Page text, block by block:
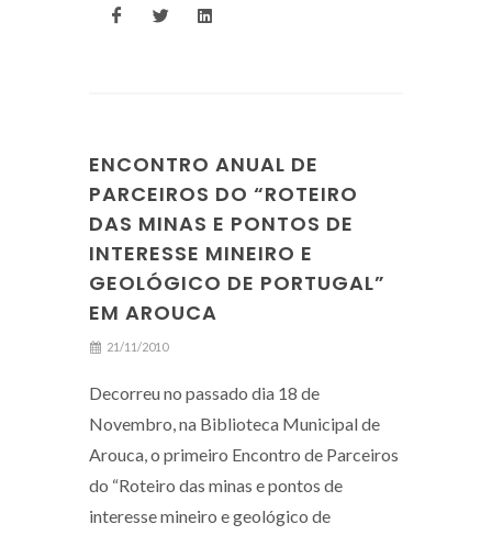
ENCONTRO ANUAL DE
PARCEIROS DO “ROTEIRO
DAS MINAS E PONTOS DE
INTERESSE MINEIRO E
GEOLÓGICO DE PORTUGAL”
EM AROUCA
21/11/2010
Decorreu no passado dia 18 de
Novembro, na Biblioteca Municipal de
Arouca, o primeiro Encontro de Parceiros
do “Roteiro das minas e pontos de
interesse mineiro e geológico de